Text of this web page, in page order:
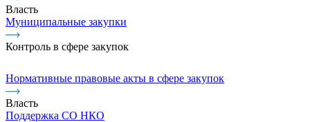
Власть
Муниципальные закупки
Контроль в сфере закупок
Нормативные правовые акты в сфере закупок
Власть
Поддержка СО НКО